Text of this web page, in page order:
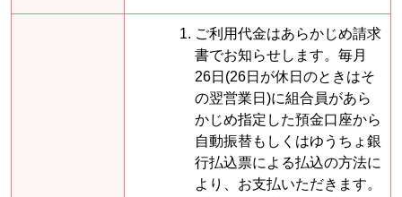
ご利用代金はあらかじめ請求
書でお知らせします。毎月
26日(26日が休日のときはそ
の翌営業日)に組合員があら
かじめ指定した預金口座から
自動振替もしくはゆうちょ銀
行払込票による払込の方法に
より、お支払いただきます。